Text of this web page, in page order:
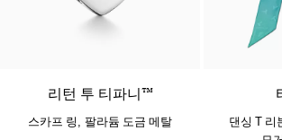
리턴 투 티파니™
스카프 링, 팔라듐 도금 메탈
댄싱 T 리